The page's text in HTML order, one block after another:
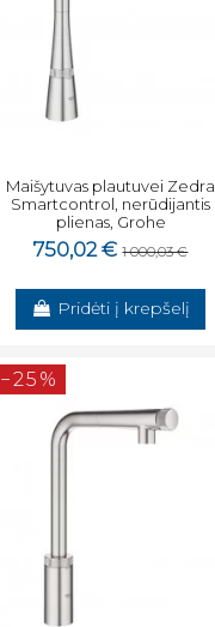
Maišytuvas plautuvei Zedra
Smartcontrol, nerūdijantis
plienas, Grohe
750,02 € 1 000,03 €
Pridėti į krepšelį
−25%